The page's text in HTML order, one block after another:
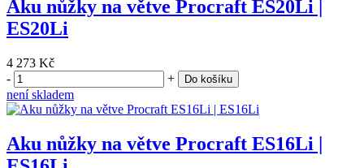
Aku nůžky na větve Procraft ES20Li |
ES20Li
4 273 Kč
-
+ Do košíku
není skladem
Aku nůžky na větve Procraft ES16Li |